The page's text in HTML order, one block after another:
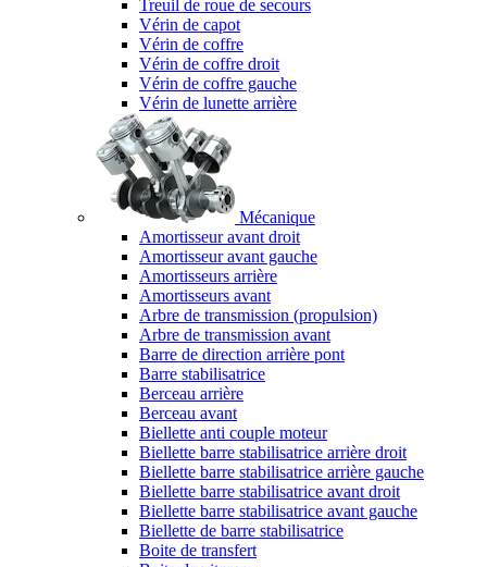
Treuil de roue de secours
Vérin de capot
Vérin de coffre
Vérin de coffre droit
Vérin de coffre gauche
Vérin de lunette arrière
Mécanique
Amortisseur avant droit
Amortisseur avant gauche
Amortisseurs arrière
Amortisseurs avant
Arbre de transmission (propulsion)
Arbre de transmission avant
Barre de direction arrière pont
Barre stabilisatrice
Berceau arrière
Berceau avant
Biellette anti couple moteur
Biellette barre stabilisatrice arrière droit
Biellette barre stabilisatrice arrière gauche
Biellette barre stabilisatrice avant droit
Biellette barre stabilisatrice avant gauche
Biellette de barre stabilisatrice
Boite de transfert